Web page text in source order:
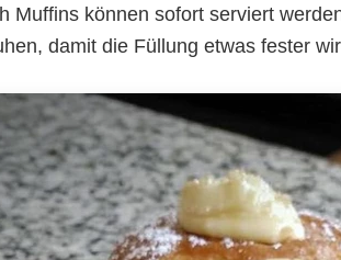
Muffins können sofort serviert
damit die Füllung etwas fester